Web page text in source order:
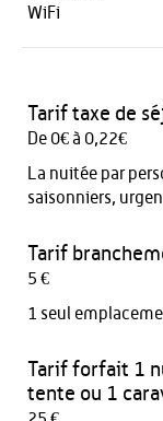
WiFi
Tarif taxe de
De 0€ à 0,22€
La nuitée par
saisonniers,
Tarif
5 €
1 seul
Tarif forfait 1
tente ou 1